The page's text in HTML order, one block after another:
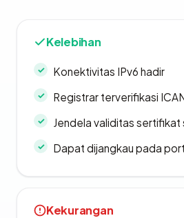
Kelebihan
Konektivitas IPv6 hadir
Registrar terverifikasi
Jendela validitas sertifikat
Dapat dijangkau pada
Kekurangan